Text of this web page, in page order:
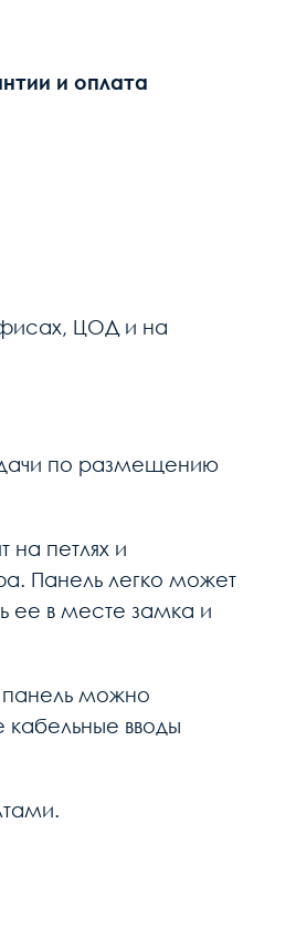
и оплата
ЦОД и на
по размещению
на петлях и
Панель легко может
ее в месте замка и
панель можно
вводы